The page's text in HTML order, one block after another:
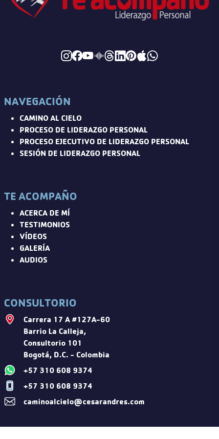
NAVEGACIÓN
CAMINO AL CIELO
PROCESO DE LIDERAZGO PERSONAL
PROCESO EJECUTIVO DE LIDERAZGO PERSONAL
SESIÓN DE LIDERAZGO PERSONAL
TE ACOMPAÑO
ACERCA DE MÍ
TESTIMONIOS
VÍDEOS
GALERÍA
AUDIOS
CONSULTORIO
Carrera 17 A #127A-60
Barrio La Calleja,
Consultorio 101
Bogotá, D.C. - Colombia
+57 310 608 9374
+57 310 608 9374
caminoalcielo@cesarandres.com